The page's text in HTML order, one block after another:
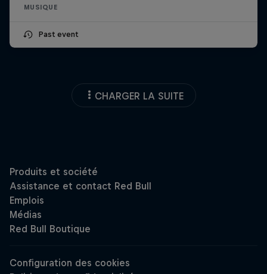
MUSIQUE
Past event
CHARGER LA SUITE